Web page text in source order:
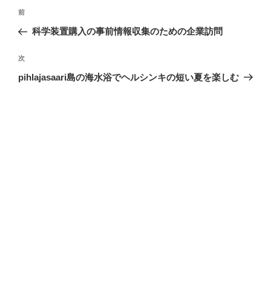
投
ナ
ビ
ゲ
前
の
稿
前
科学装置購入の事前情報収集のための企業訪問
次
の
次
pihlajasaari島の海水浴でヘルシンキの短い夏を楽しむ